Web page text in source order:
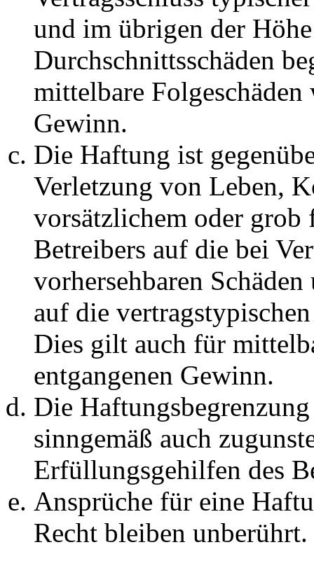
und im übrigen der
Durchschnittsschäden
mittelbare Folgeschäden
Gewinn.
Die Haftung ist
Verletzung von Leben,
vorsätzlichem oder grob
Betreibers auf die bei
vorhersehbaren
auf die
Dies gilt auch für
entgangenen Gewinn.
Die
sinngemäß auch
Erfüllungsgehilfen des
Ansprüche für eine
Recht bleiben unberührt.